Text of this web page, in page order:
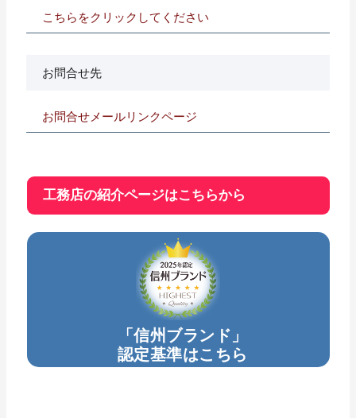
こちらをクリックしてください
お問合せ先
お問合せメールリンクページ
工務店の紹介ページはこちらから
「信州ブランド」
認定基準はこちら